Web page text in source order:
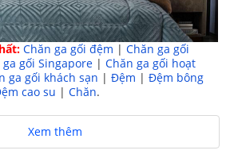
Chăn ga gối đệm | Chăn ga gối
ga gối Singapore | Chăn ga gối hoạt
ga gối khách sạn | Đệm | Đệm bông
cao su | Chăn.
Xem thêm